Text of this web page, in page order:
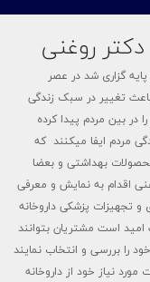
دکتر روغنی
اولین داروخانه اینترنتی استان فارس که در سال ۱۳۹۴ پایه گزاری شد در عصر
تغییر در سبک زندگی
در بین مردم پیدا کرده
مردم ایفا میکنند که
بهداشتی و بعضا
اقدام به نمایش و معرفی
تجهیزات پزشکی داروخانه
است مشتریان بتوانند
را بررسی و انتخاب نمایند
نیاز خود از داروخانه